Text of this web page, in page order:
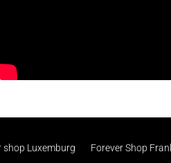
shop Luxemburg Forever Shop